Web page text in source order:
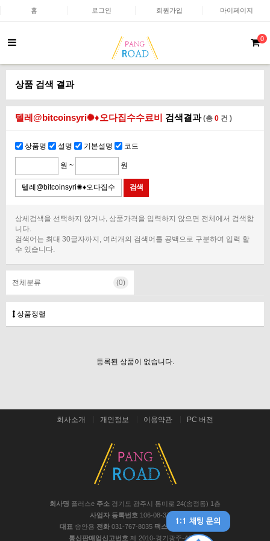
홈 로그인 회원가입 마이페이지
0
상품 검색 결과
텔레@bitcoinsyri✺♦오다집수수료비 검색결과(총 0 건 )
상품명 설명 기본설명 코드
원 ~ 원
상세검색을 선택하지 않거나, 상품가격을 입력하지 않으면 전체에서 검색합
니다.
검색어는 최대 30글자까지, 여러개의 검색어를 공백으로 구분하여 입력 할
수 있습니다.
전체분류 (0)
상품정렬
등록된 상품이 없습니다.
회사소개 개인정보 이용약관 PC 버전
회사명 플러스e 주소 경기도 광주시 통미로 24(송정동) 1층
사업자 등록번호 106-08-37441
대표 송안용 전화 031-767-8035 팩스 031-767-8048
통신판매업신고번호 제 2010-경기광주-467호